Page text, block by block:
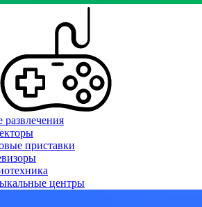
приставки
центры